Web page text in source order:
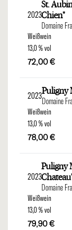
2023
St.
Chien"
Domaine
Weißwein
13,0 % vol
72,00 €
2023Puligny
Domaine
Weißwein
13,0 % vol
78,00 €
2023
Puligny
Domaine
Weißwein
13,0 % vol
79,90 €